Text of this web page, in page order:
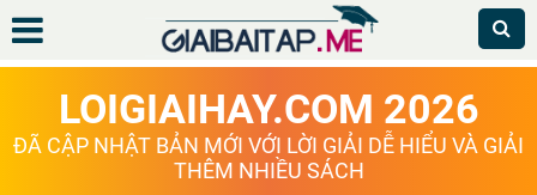
LOIGIAIHAY.COM 2026
ĐÃ CẬP NHẬT BẢN MỚI VỚI LỜI GIẢI DỄ HIỂU VÀ GIẢI
THÊM NHIỀU SÁCH